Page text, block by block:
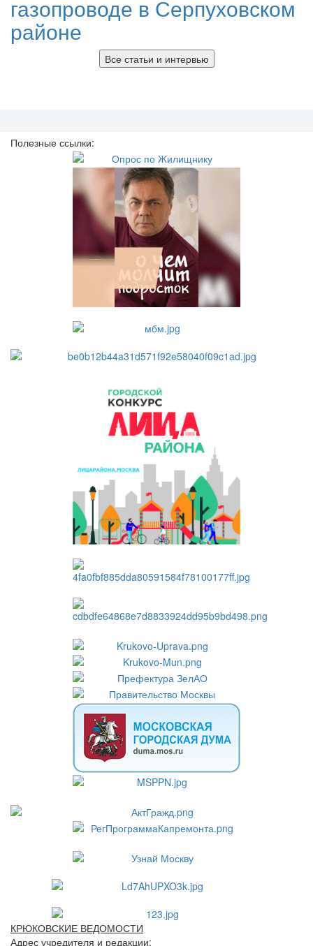
газопроводе в Серпуховском
районе
Все статьи и интервью
Полезные ссылки:
КРЮКОВСКИЕ ВЕДОМОСТИ
Адрес учредителя и редакции: